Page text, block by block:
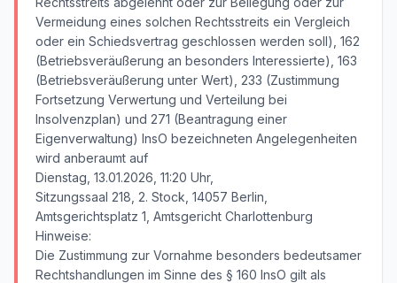
Vermeidung eines solchen Rechtsstreits ein Vergleich
oder ein Schiedsvertrag geschlossen werden soll), 162
(Betriebsveräußerung an besonders Interessierte), 163
(Betriebsveräußerung unter Wert), 233 (Zustimmung
Fortsetzung Verwertung und Verteilung bei
Insolvenzplan) und 271 (Beantragung einer
Eigenverwaltung) InsO bezeichneten Angelegenheiten
wird anberaumt auf
Dienstag, 13.01.2026, 11:20 Uhr,
Sitzungssaal 218, 2. Stock, 14057 Berlin,
Amtsgerichtsplatz 1, Amtsgericht Charlottenburg
Hinweise:
Die Zustimmung zur Vornahme besonders bedeutsamer
Rechtshandlungen im Sinne des § 160 InsO gilt als